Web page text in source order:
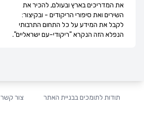
את המדריכים בארץ ובעולם, להכיר את
השירים ואת סיפורי הריקודים - ובקיצור:
לקבל את המידע על כל התחום התרבותי
הנפלא הזה הנקרא "ריקודי-עם ישראליים".
תודות לתומכים בבניית האתר צור קשר